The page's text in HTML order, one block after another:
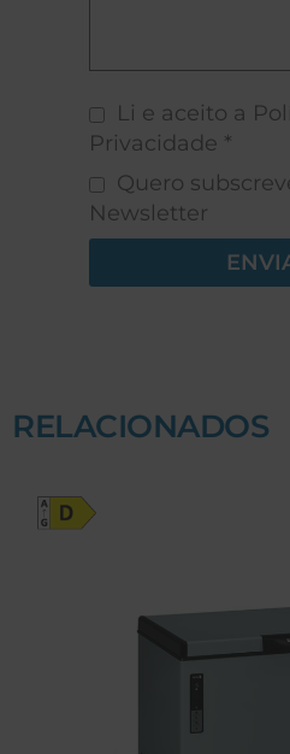
Li e aceito a
Privacidade *
Quero
Newsletter
RELACIONADOS